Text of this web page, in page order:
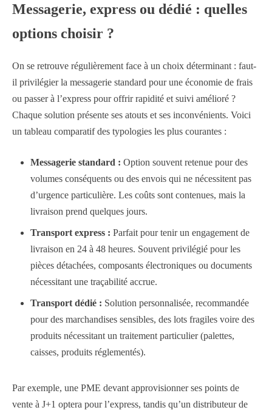
Messagerie, express ou dédié : quelles
options choisir ?
On se retrouve régulièrement face à un choix déterminant : faut-
il privilégier la messagerie standard pour une économie de frais
ou passer à l’express pour offrir rapidité et suivi amélioré ?
Chaque solution présente ses atouts et ses inconvénients. Voici
un tableau comparatif des typologies les plus courantes :
Messagerie standard : Option souvent retenue pour des
volumes conséquents ou des envois qui ne nécessitent pas
d’urgence particulière. Les coûts sont contenues, mais la
livraison prend quelques jours.
Transport express : Parfait pour tenir un engagement de
livraison en 24 à 48 heures. Souvent privilégié pour les
pièces détachées, composants électroniques ou documents
nécessitant une traçabilité accrue.
Transport dédié : Solution personnalisée, recommandée
pour des marchandises sensibles, des lots fragiles voire des
produits nécessitant un traitement particulier (palettes,
caisses, produits réglementés).
Par exemple, une PME devant approvisionner ses points de
vente à J+1 optera pour l’express, tandis qu’un distributeur de